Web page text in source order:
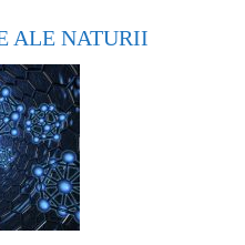
ALE NATURII